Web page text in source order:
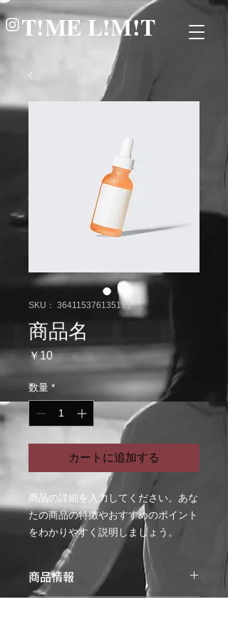
​T!ME L!M!T
SKU： 364115376135191
商品名
￥10価
格
数量 *
カートに追加する
商品の詳細を入力してください。あな
たの商品の特徴やおすすめのポイント
をわかりやすく説明しましょう。
商品情報